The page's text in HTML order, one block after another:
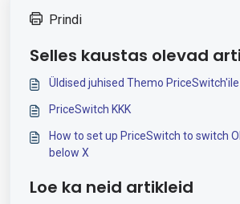
Prindi
Selles kaustas olevad
Üldised juhised Themo PriceSwitch'ile
PriceSwitch KKK
How to set up PriceSwitch to switch
below X
Loe ka neid artikleid